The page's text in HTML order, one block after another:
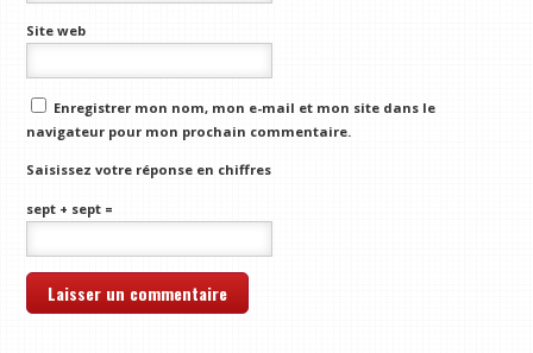
Site web
Enregistrer mon nom, mon e-mail et mon site dans le
navigateur pour mon prochain commentaire.
Saisissez votre réponse en chiffres
sept + sept =